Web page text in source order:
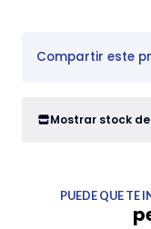
Compartir este
Mostrar stock
PUEDE QUE TE